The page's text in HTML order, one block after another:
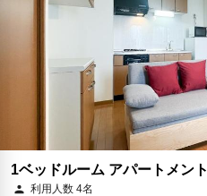
1ベッドルーム アパートメント
利用人数 4名